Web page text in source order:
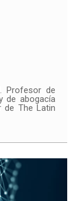
Profesor de
de abogacía
de The Latin